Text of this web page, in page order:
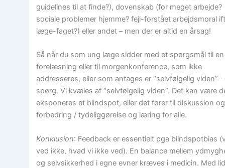
guidelines til at finde?), dovenskab (for meget arbejde?
sociale problemer hjemme? fejl-forstået arbejdsmoral
læge-faget?) eller andet – men der er altid en årsag!
Så når du som ung læge sidder med et spørgsmål til en
forelæsning eller til morgenkonference, som ikke
addresseres, eller som antages er “selvfølgelig viden” –
spørg. Vi kvæles af “selvfølgelig viden”. Det kan være
eksponeres et blindspot, eller det fører til diskussion og
forbedring / tydeliggørelse og læring for alle.
Konklusion: Feedback er essentielt pga blindspotbias
ved ikke, hvad vi ikke ved). En balance mellem
og selvsikkerhed i egne evner kræves i medicin. Med